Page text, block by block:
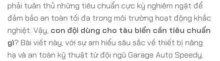
phải tuân thủ những tiêu chuẩn cực kỳ nghiêm ngặt để
đảm bảo an toàn tối đa trong môi trường hoạt động khắc
nghiệt. Vậy, con đội dùng cho tàu biển cần tiêu chuẩn
gì? Bài viết này, với sự am hiểu sâu sắc về thiết bị nâng
hạ và an toàn kỹ thuật từ đội ngũ Garage Auto Speedy,